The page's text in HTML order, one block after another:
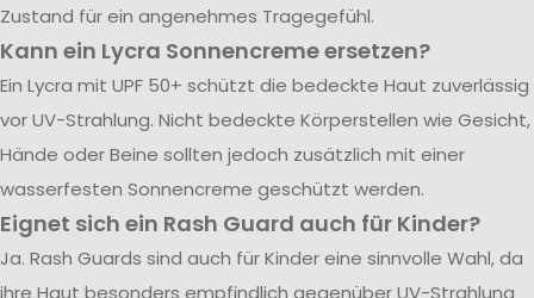
Zustand für ein angenehmes Tragegefühl.
Kann ein Lycra Sonnencreme ersetzen?
Ein Lycra mit UPF 50+ schützt die bedeckte Haut zuverlässig
vor UV-Strahlung. Nicht bedeckte Körperstellen wie Gesicht,
Hände oder Beine sollten jedoch zusätzlich mit einer
wasserfesten Sonnencreme geschützt werden.
Eignet sich ein Rash Guard auch für Kinder?
Ja. Rash Guards sind auch für Kinder eine sinnvolle Wahl, da
ihre Haut besonders empfindlich gegenüber UV-Strahlung